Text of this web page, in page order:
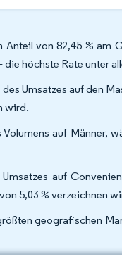
von 82,45 % am
höchste Rate unter
Umsatzes auf den
wird.
auf Männer,
auf
5,03 % verzeichnen
geografischen